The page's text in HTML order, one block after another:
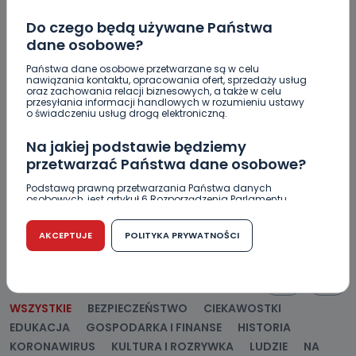
Do czego będą używane Państwa
dane osobowe?
Państwa dane osobowe przetwarzane są w celu
nawiązania kontaktu, opracowania ofert, sprzedaży usług
oraz zachowania relacji biznesowych, a także w celu
przesyłania informacji handlowych w rozumieniu ustawy
o świadczeniu usług drogą elektroniczną.
Na jakiej podstawie będziemy
przetwarzać Państwa dane osobowe?
Podstawą prawną przetwarzania Państwa danych
osobowych, jest artykuł 6 Rozporządzenia Parlamentu
r. w sprawie ochrony osób fizycznych w związku z
przetwarzaniem danych osobowych w sprawie
swobodnego przepływu takich danych oraz uchylenia
dyrektywy 95/46/WE (RODO).
Czy jest możliwość cofnięcia zgody?
Podanie danych osobowych jest dobrowolne, nie jest
wymogiem ustawowym lub umownym oraz nie stanowi
warunku zawarcia umowy. Cofnięcie zgody jest możliwe
na każdym etapie i nie jest to związane z żadnymi
AKCEPTUJE POLITYKA PRYWATNOŚCI
REGION WIADOMOŚCI
Śmierć w pożarze. Dach wpadł do środka
budynku [ZDJĘCIA]
28.03.2022 06:56
Sebastian Matyszczak
WSZYSTKIE BEZPIECZEŃSTWO
CIEKAWOSTKI
EDUKACJA
GOSPODARKA I FINANSE
HISTORIA
KORONAWIRUS
KULTURA I ROZRYWKA LUDZIE
NA